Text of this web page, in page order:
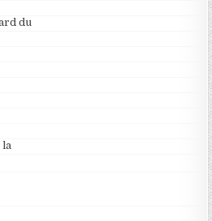
du
la